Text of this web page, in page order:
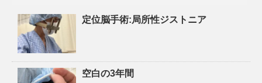
定位脳手術:局所性ジストニア
空白の3年間